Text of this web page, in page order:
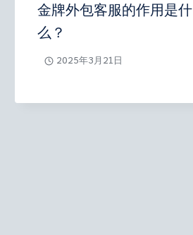
金牌外包客服的作用是什
么？
2025年3月21日